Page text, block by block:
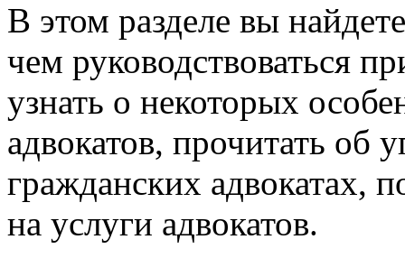
В этом разделе вы
чем руководствоваться
узнать о некоторых
адвокатов, прочитать об
гражданских адвокатах,
на услуги адвокатов.